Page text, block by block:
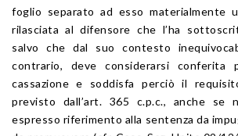
foglio separato ad esso materialmente
rilasciata al difensore che l’ha
salvo che dal suo contesto
contrario, deve considerarsi
cassazione e soddisfa perciò il
previsto dall’art. 365 c.p.c., anche se
espresso riferimento alla sentenza da